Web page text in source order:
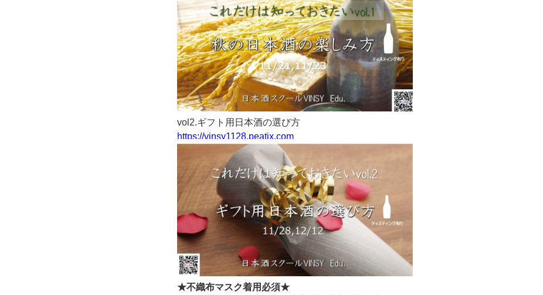
vol2.ギフト用日本酒の選び方
https://vinsy1128.peatix.com
★不織布マスク着用必須★